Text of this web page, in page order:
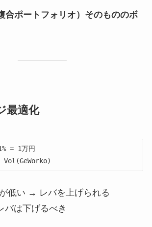
合ポートフォリオ）そのもののボ
最適化
= 1万円
低い → レバを上げられる
は下げるべき